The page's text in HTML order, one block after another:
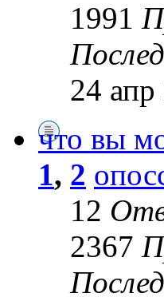
1991
24
что вы
1, 2
12
2367